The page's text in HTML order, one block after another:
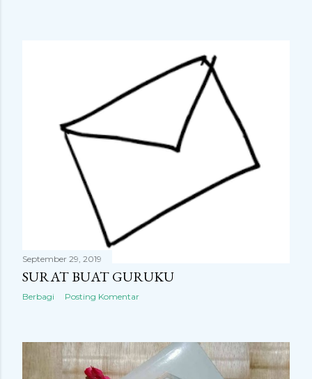
September 29, 2019
SURAT BUAT GURUKU
Berbagi Posting Komentar